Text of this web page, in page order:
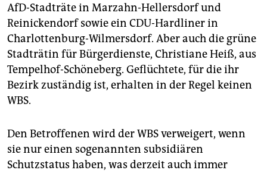
AfD-Stadträte in Marzahn-Hellersdorf und
Reinickendorf sowie ein CDU-Hardliner in
Charlottenburg-Wilmersdorf. Aber auch die grüne
Stadträtin für Bürgerdienste, Christiane Heiß, aus
Tempelhof-Schöneberg. Geflüchtete, für die ihr
Bezirk zuständig ist, erhalten in der Regel keinen
WBS.
Den Betroffenen wird der WBS verweigert, wenn
sie nur einen sogenannten subsidiären
Schutzstatus haben, was derzeit auch immer